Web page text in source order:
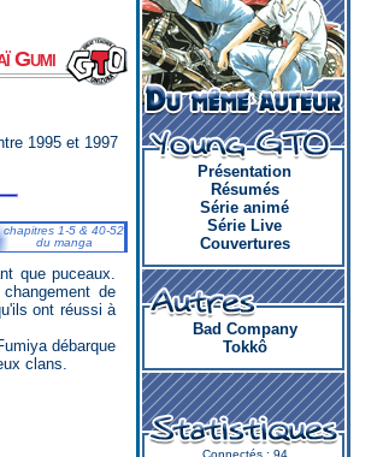
Présentation
Résumés
Série animé
Série Live
Couvertures
Bad Company
Tokkô
Connectés : 94
Gumi
1995 et 1997
chapitres 1-5 & 40-52
du manga
de
ont réussi à
débarque
clans.